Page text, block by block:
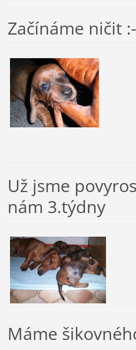
Začínáme ničit
Už jsme
nám 3.týdny
Máme